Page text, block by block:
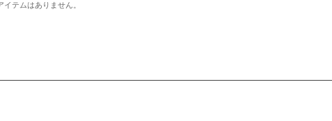
テムはありません。